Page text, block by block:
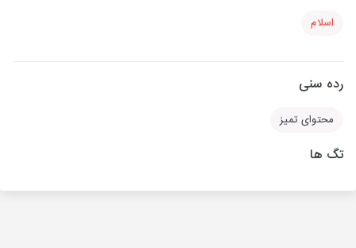
اسلام
رده سنی
محتوای تمیز
تگ ها